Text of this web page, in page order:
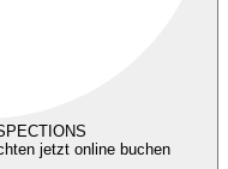
jetzt online buchen